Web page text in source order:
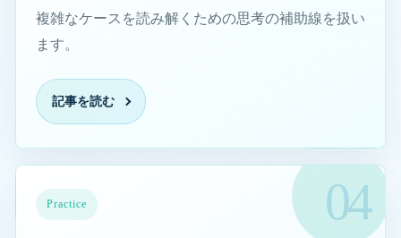
複雑なケースを読み解くための思考の補助線を扱い
ます。
記事を読む
Practice
日々の支援に光を戻す｜現代思想とケアマネの実践知を